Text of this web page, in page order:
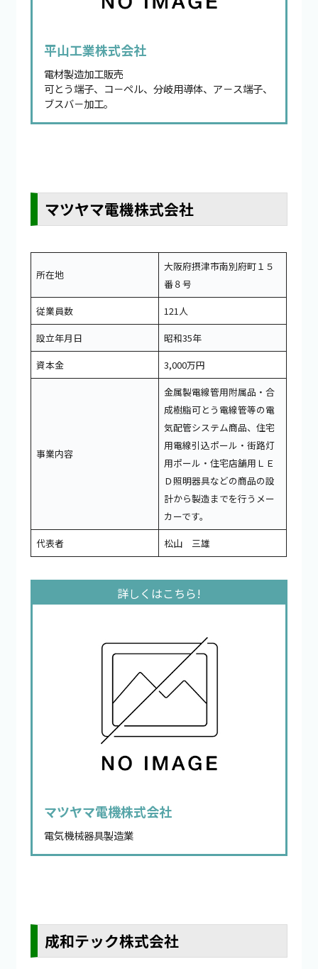
平山工業株式会社
電材製造加工販売
可とう端子、コ－ペル、分岐用導体、ア－ス端子、
ブスバ－加工。
マツヤマ電機株式会社
所在地
大阪府摂津市南別府町１５
番８号
従業員数
121人
設立年月日
昭和35年
資本金
3,000万円
事業内容
金属製電線管用附属品・合
成樹脂可とう電線管等の電
気配管システム商品、住宅
用電線引込ポール・街路灯
用ポール・住宅店舗用ＬＥ
Ｄ照明器具などの商品の設
計から製造までを行うメー
カーです。
代表者
松山 三雄
マツヤマ電機株式会社
電気機械器具製造業
成和テック株式会社